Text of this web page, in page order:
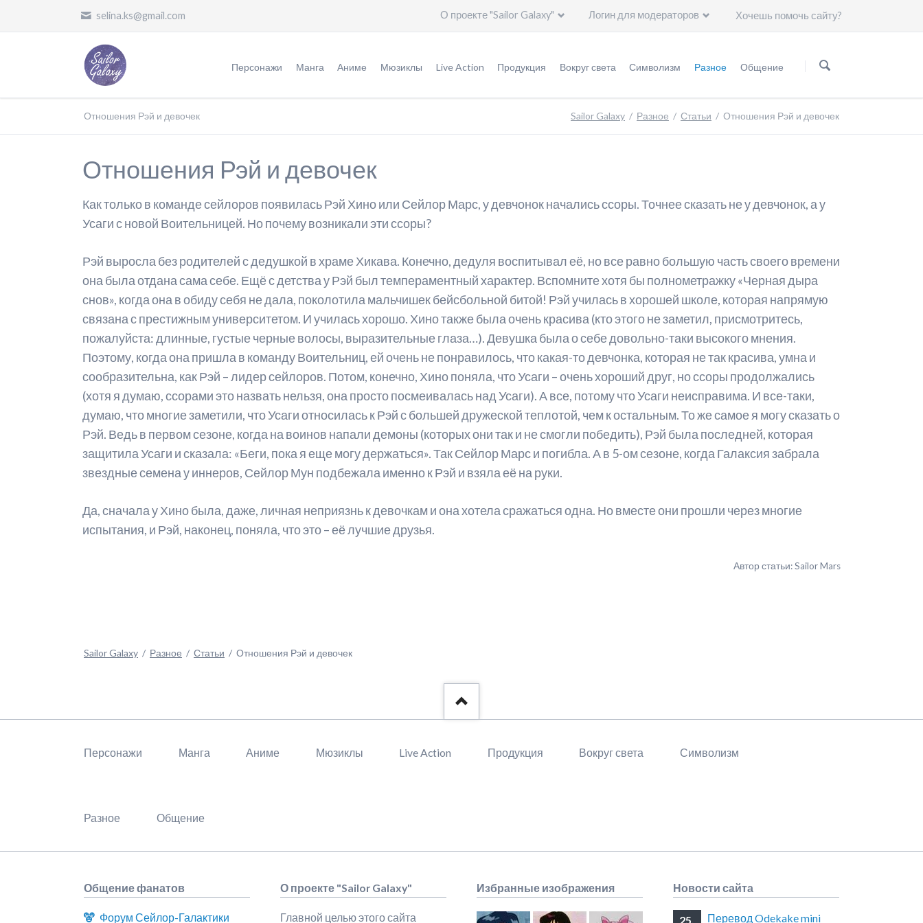
selina.ks@gmail.com Хочешь помочь сайту?
Логин для модераторов
О проекте "Sailor Galaxy"
навигацию
Персонажи
Злодеи
Другие
Манга
Оригинальная версия
Переизданная версия
Переиздание: бунко
Пересказ событий
Отличия аниме от манги
Места из манги
Анкеты с официального сайта
Создатели манги
Манга-артбуки
Сейлор Ви
Аниме
Ремейк "Кристалл" (2014 - ...)
Мюзиклы
Специальное видео
Печатная продукция
Видео
Дополнительно
Мюзиклы для начинающих
Live Action
Эпизоды
Продукция Вокруг света
Общая информация
Германия
Россия
США
Символизм
Мифология
Астрология
Японские иероглифы
Цвет волос
Разное
Статьи
Чему нас научили герои "Сейлор Мун"?
Общение
Группа ВKонтакте
Отношения Рэй и девочек Sailor Galaxy Разное Статьи Отношения Рэй и девочек
Отношения Рэй и девочек
Как только в команде сейлоров появилась Рэй Хино или Сейлор Марс, у девчонок начались ссоры. Точнее сказать не у девчонок, а у
Усаги с новой Воительницей. Но почему возникали эти ссоры?
Рэй выросла без родителей с дедушкой в храме Хикава. Конечно, дедуля воспитывал её, но все равно большую часть своего времени
она была отдана сама себе. Ещё с детства у Рэй был темпераментный характер. Вспомните хотя бы полнометражку «Черная дыра
снов», когда она в обиду себя не дала, поколотила мальчишек бейсбольной битой! Рэй училась в хорошей школе, которая напрямую
связана с престижным университетом. И училась хорошо. Хино также была очень красива (кто этого не заметил, присмотритесь,
пожалуйста: длинные, густые черные волосы, выразительные глаза…). Девушка была о себе довольно-таки высокого мнения.
Поэтому, когда она пришла в команду Воительниц, ей очень не понравилось, что какая-то девчонка, которая не так красива, умна и
сообразительна, как Рэй – лидер сейлоров. Потом, конечно, Хино поняла, что Усаги – очень хороший друг, но ссоры продолжались
(хотя я думаю, ссорами это назвать нельзя, она просто посмеивалась над Усаги). А все, потому что Усаги неисправима. И все-таки,
думаю, что многие заметили, что Усаги относилась к Рэй с большей дружеской теплотой, чем к остальным. То же самое я могу сказать о
Рэй. Ведь в первом сезоне, когда на воинов напали демоны (которых они так и не смогли победить), Рэй была последней, которая
защитила Усаги и сказала: «Беги, пока я еще могу держаться». Так Сейлор Марс и погибла. А в 5-ом сезоне, когда Галаксия забрала
звездные семена у иннеров, Сейлор Мун подбежала именно к Рэй и взяла её на руки.
Да, сначала у Хино была, даже, личная неприязнь к девочкам и она хотела сражаться одна. Но вместе они прошли через многие
испытания, и Рэй, наконец, поняла, что это – её лучшие друзья.
Автор статьи: Sailor Mars
Sailor Galaxy Разное Статьи Отношения Рэй и девочек
навигацию
Персонажи Манга Аниме Мюзиклы Live Action Продукция Вокруг света Символизм
Разное Общение
Общение фанатов
Форум Сейлор-Галактики
О проекте "Sailor Galaxy"
Главной целью этого сайта
Избранные изображения Новости сайта
25. Перевод Odekake mini